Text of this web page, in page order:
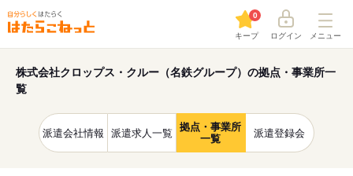
キープ
0
ログイン メニュー
株式会社クロップス・クルー（名鉄グループ）の拠点・事業所一
覧
派遣会社情報 派遣求人一覧
拠点・事業所
一覧
派遣登録会